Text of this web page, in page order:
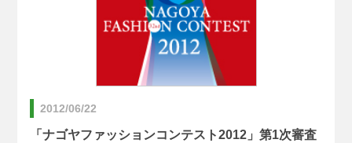
2012/06/22
「ナゴヤファッションコンテスト2012」第1次審査